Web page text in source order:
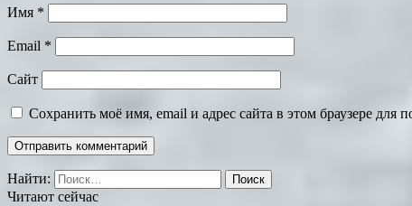
Имя *
Email *
Сайт
Сохранить моё имя, email и адрес сайта в этом браузере
Найти:
Читают сейчас